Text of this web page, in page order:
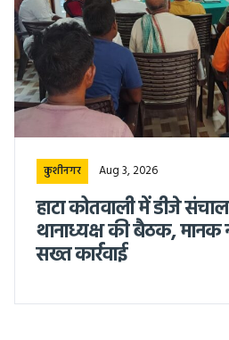
कुशीनगर Aug 3, 2026
हाटा कोतवाली में डीजे
थानाध्यक्ष की बैठक, मानक
सख्त कार्रवाई